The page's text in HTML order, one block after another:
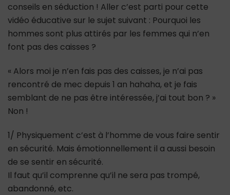
conseils en séduction ! Aller c’est parti pour cette
vidéo éducative sur le sujet suivant : Pourquoi les
hommes sont plus attirés par les femmes qui n’en
font pas des caisses ?
« Alors moi je n’en fais pas des caisses, je n’ai pas
rencontré de mec depuis 1 an hahaha, et je fais
semblant de ne pas être intéressée, j’ai tout bon ? »
Non !
1/ Physiquement c’est à l’homme de vous faire sentir
en sécurité. Mais émotionnellement il a aussi besoin
de se sentir en sécurité.
Il faut qu’il comprenne qu’il ne sera pas trompé,
abandonné, etc.